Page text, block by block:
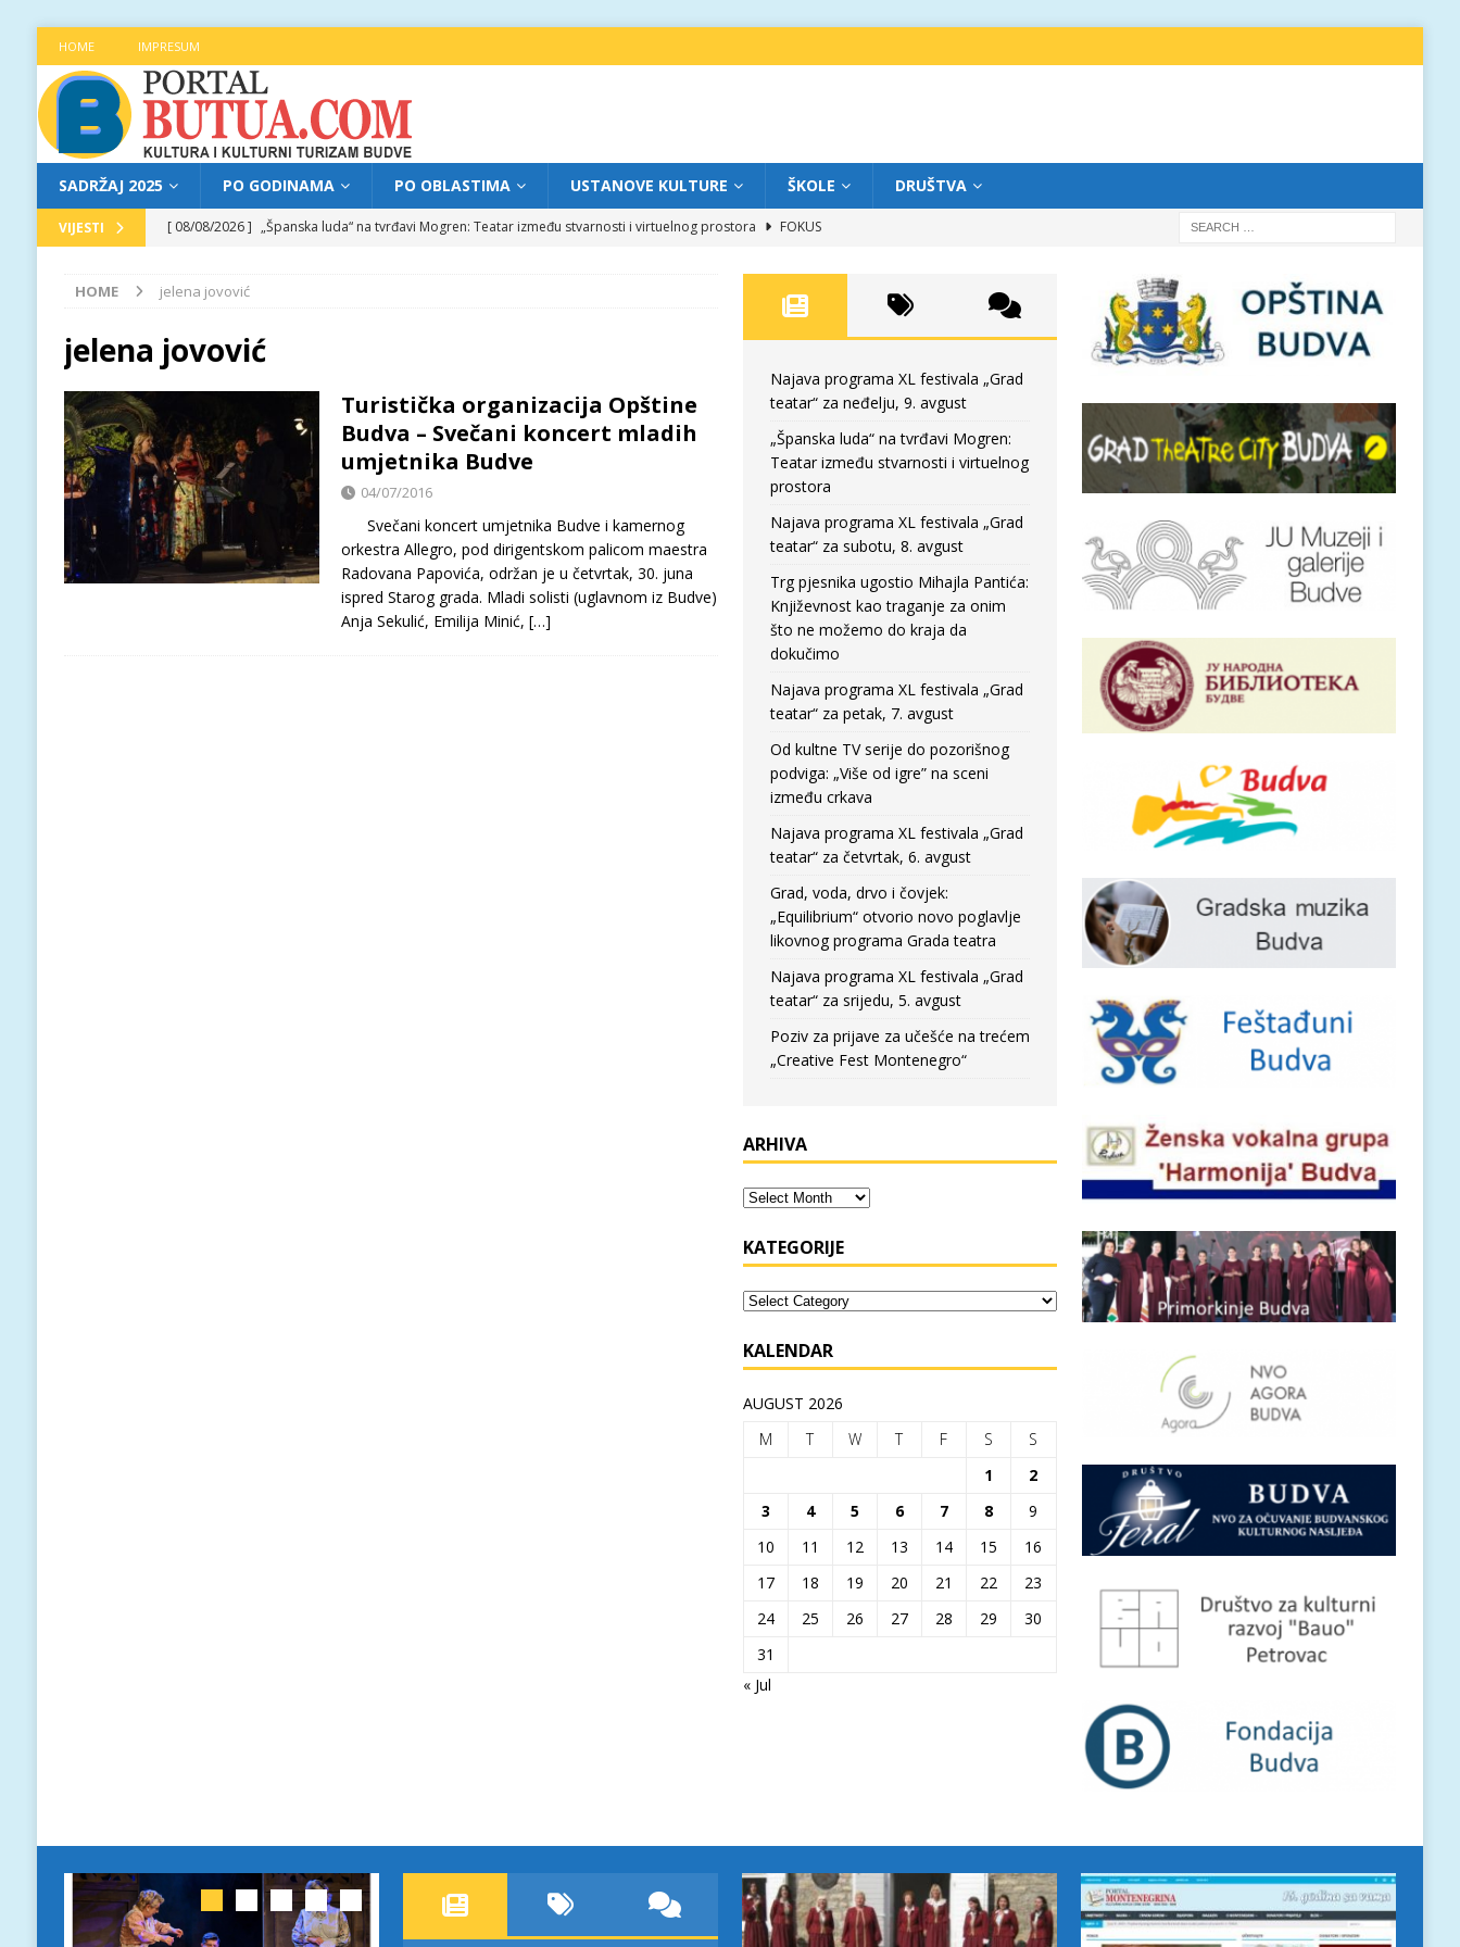
HOME IMPRESUM
SADRŽAJ 2025 PO GODINAMA PO OBLASTIMA USTANOVE KULTURE ŠKOLE DRUŠTVA
VIJESTI [ 08/08/2026 ] „Španska luda“ na tvrđavi Mogren: Teatar između stvarnosti i virtuelnog prostora
FOKUS
[ 07/08/2026 ]
Trg pjesnika ugostio Mihajla Pantića: Književnost kao traganje za onim što ne možemo do kraja da dokučimo
[ 06/08/2026 ]
Najava programa XL festivala „Grad teatar“ za neđelju, 9. avgust FOKUS
HOME jelena jovović
jelena jovović
Turistička organizacija Opštine
Budva – Svečani koncert mladih
umjetnika Budve
04/07/2016
Svečani koncert umjetnika Budve i kamernog
orkestra Allegro, pod dirigentskom palicom maestra
Radovana Papovića, održan je u četvrtak, 30. juna
ispred Starog grada. Mladi solisti (uglavnom iz Budve)
Anja Sekulić, Emilija Minić, […]
Najava programa XL festivala „Grad
teatar“ za neđelju, 9. avgust
„Španska luda“ na tvrđavi Mogren:
Teatar između stvarnosti i virtuelnog
prostora
Najava programa XL festivala „Grad
teatar“ za subotu, 8. avgust
Trg pjesnika ugostio Mihajla Pantića:
Književnost kao traganje za onim
što ne možemo do kraja da
dokučimo
Najava programa XL festivala „Grad
teatar“ za petak, 7. avgust
Od kultne TV serije do pozorišnog
podviga: „Više od igre” na sceni
između crkava
Najava programa XL festivala „Grad
teatar“ za četvrtak, 6. avgust
Grad, voda, drvo i čovjek:
„Equilibrium“ otvorio novo poglavlje
likovnog programa Grada teatra
Najava programa XL festivala „Grad
teatar“ za srijedu, 5. avgust
Poziv za prijave za učešće na trećem
„Creative Fest Montenegro“
ARHIVA
KATEGORIJE
KALENDAR
AUGUST 2026
M
T W T F S
S
1
2
3
4 5 6 7 8
9
10
11 12 13 14 15
16
17
18 19 20 21 22
23
24
25 26 27 28 29
30
31
« Jul